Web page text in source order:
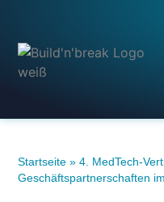
Startseite »4. MedTech-
Geschäftspartnerschaften